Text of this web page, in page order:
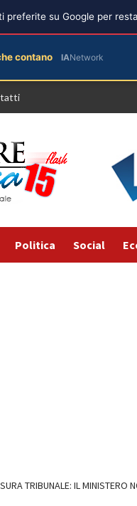
Politica Social
TRIBUNALE: IL MINISTERO
preferite su Google per
contano IANetwork